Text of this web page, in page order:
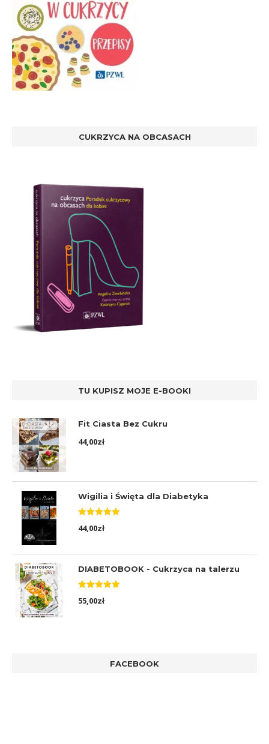
CUKRZYCA NA OBCASACH
TU KUPISZ MOJE E-BOOKI
Fit Ciasta Bez Cukru
44,00zł
Wigilia i Święta dla Diabetyka
5.00na 5
44,00zł
DIABETOBOOK - Cukrzyca na talerzu
5.00na 5
55,00zł
FACEBOOK